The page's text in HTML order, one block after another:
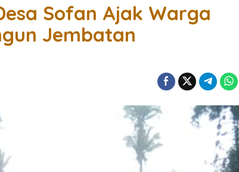
Sofan Ajak Warga
Jembatan